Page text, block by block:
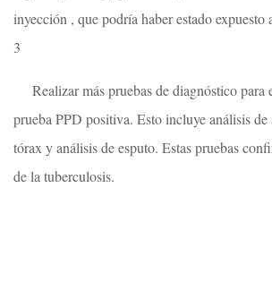
inyección , que podría haber estado expuesto
3
Realizar más pruebas de diagnóstico para
prueba PPD positiva. Esto incluye análisis
tórax y análisis de esputo. Estas pruebas
de la tuberculosis.